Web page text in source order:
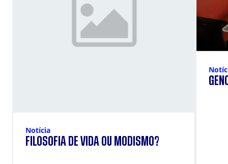
Notícia
FILOSOFIA DE VIDA OU MODISMO?